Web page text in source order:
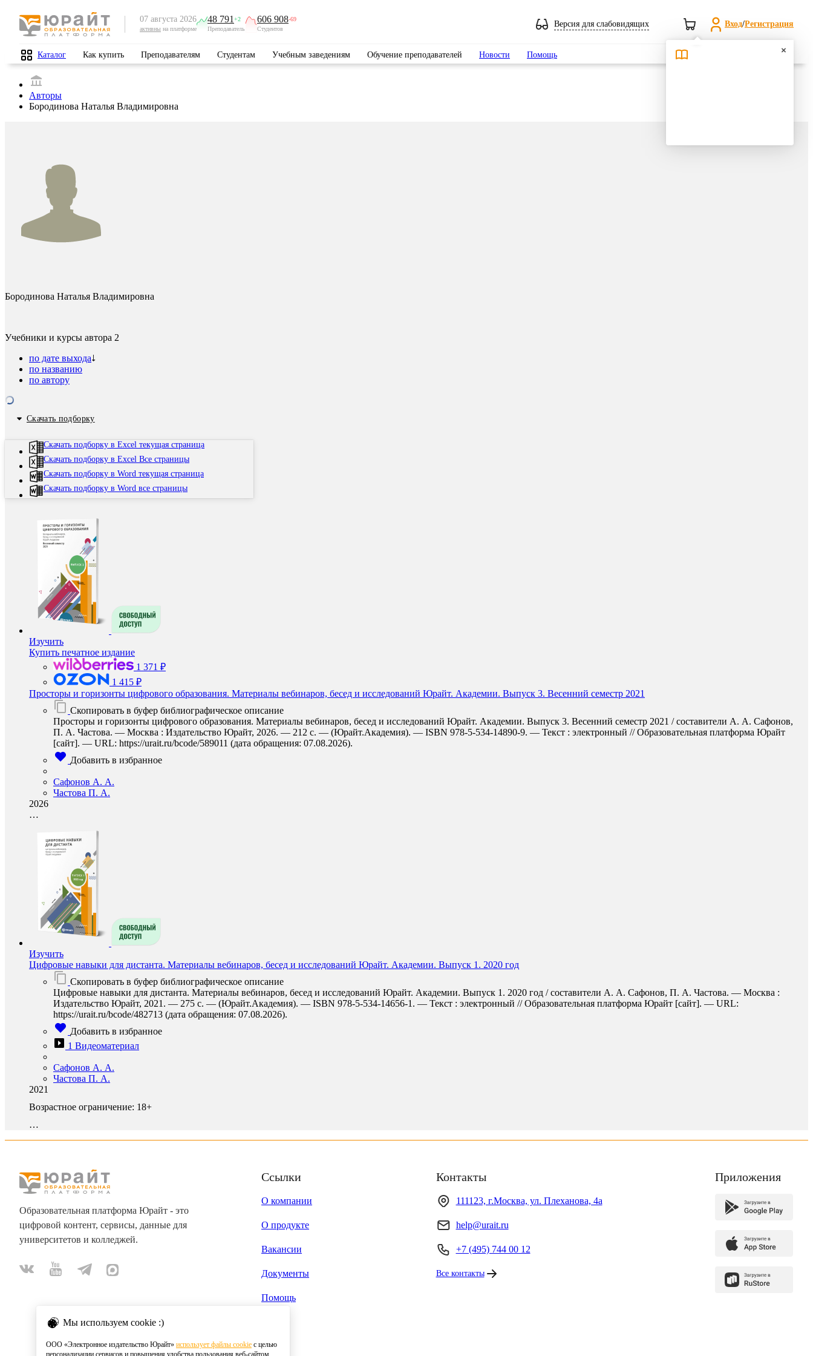
07 августа 2026
активны на платформе
48 791 +2
Преподаватель
606 908-69
Студентов
Версия для слабовидящих Вход/Регистрация
Каталог Как купить Преподавателям Студентам Учебным заведениям Обучение преподавателей Новости Помощь Поиск
Авторы
Бородинова Наталья Владимировна
Бородинова Наталья Владимировна
Учебники и курсы автора 2
по дате выхода
по названию
по автору
Скачать подборку
Скачать подборку в Excel текущая страница
Скачать подборку в Excel Все страницы
Скачать подборку в Word текущая страница
Скачать подборку в Word все страницы
Изучить
Купить печатное издание
1 371 ₽
1 415 ₽
Просторы и горизонты цифрового образования. Материалы вебинаров, бесед и исследований Юрайт. Академии. Выпуск 3. Весенний семестр 2021
Скопировать в буфер библиографическое описание
Просторы и горизонты цифрового образования. Материалы вебинаров, бесед и исследований Юрайт. Академии. Выпуск 3. Весенний семестр 2021 / составители А. А. Сафонов,
П. А. Частова. — Москва : Издательство Юрайт, 2026. — 212 с. — (Юрайт.Академия). — ISBN 978-5-534-14890-9. — Текст : электронный // Образовательная платформа Юрайт
[сайт]. — URL: https://urait.ru/bcode/589011 (дата обращения: 07.08.2026).
Добавить в избранное
Сафонов А. А.
Частова П. А.
2026
…
Изучить
Цифровые навыки для дистанта. Материалы вебинаров, бесед и исследований Юрайт. Академии. Выпуск 1. 2020 год
Скопировать в буфер библиографическое описание
Цифровые навыки для дистанта. Материалы вебинаров, бесед и исследований Юрайт. Академии. Выпуск 1. 2020 год / составители А. А. Сафонов, П. А. Частова. — Москва :
Издательство Юрайт, 2021. — 275 с. — (Юрайт.Академия). — ISBN 978-5-534-14656-1. — Текст : электронный // Образовательная платформа Юрайт [сайт]. — URL:
https://urait.ru/bcode/482713 (дата обращения: 07.08.2026).
Добавить в избранное
1 Видеоматериал
Сафонов А. А.
Частова П. А.
2021
Возрастное ограничение: 18+
…
Мы используем cookie :)
ООО «Электронное издательство Юрайт» использует файлы cookie с целью
персонализации сервисов и повышения удобства пользования веб-сайтом.
Образовательная платформа Юрайт - это
цифровой контент, сервисы, данные для
университетов и колледжей.
Ссылки
О компании
О продукте
Вакансии
Документы
Помощь
Контакты
111123, г.Москва, ул. Плеханова, 4а
help@urait.ru
+7 (495) 744 00 12
Все контакты
Приложения